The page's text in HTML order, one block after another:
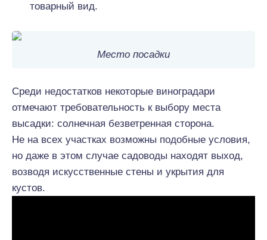
товарный вид.
Место посадки
Среди недостатков некоторые виноградари
отмечают требовательность к выбору места
высадки: солнечная безветренная сторона.
Не на всех участках возможны подобные условия,
но даже в этом случае садоводы находят выход,
возводя искусственные стены и укрытия для
кустов.